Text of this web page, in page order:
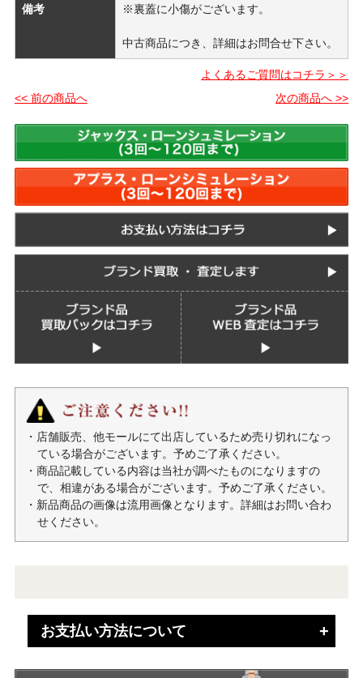
備考
※裏蓋に小傷がございます。
中古商品につき、詳細はお問合せ下さい。
よくあるご質問はコチラ＞＞
<< 前の商品へ
次の商品へ >>
・店舗販売、他モールにて出店しているため売り切れになっ
ている場合がございます。予めご了承ください。
・商品記載している内容は当社が調べたものになりますの
で、相違がある場合がございます。予めご了承ください。
・新品商品の画像は流用画像となります。詳細はお問い合わ
せください。
お支払い方法について